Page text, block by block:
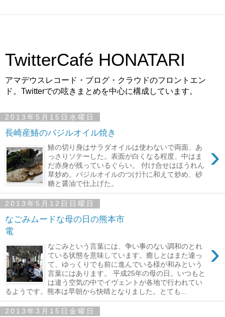
TwitterCafé HONATARI
アマデウスレコード・ブログ・クラウドのフロントエン
ド。Twitterでの呟きまとめを中心に構成しています。
2013年5月15日水曜日
長崎産鰆のバジルオイル焼き
›
鰆の切り身はサラダオイルは使わないで両面、あ
っさりソテーした。表面が白くなる程度、中はま
だ赤身が残っているぐらい。 付け合せはほうれん
草炒め。バジルオイルのつけ汁に和えて炒め、砂
糖と醤油で仕上げた。
2013年5月12日日曜日
なごみムードな母の日の熊本市
電
›
なごみという言葉には、争い事のない調和のとれ
ている状態を意味しています。癒しとはまた違っ
て、ゆっくりでも前に進んでいる様が和みという
言葉にはあります。 平成25年の母の日。いつもと
は違う空気の中でイヴェントが各地で行われてい
るようです。熊本は早朝から快晴となりました。とても...
2013年3月15日金曜日